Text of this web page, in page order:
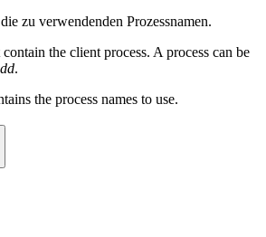
zu verwendenden Prozessnamen.
contain the client process. A process can be
.
the process names to use.